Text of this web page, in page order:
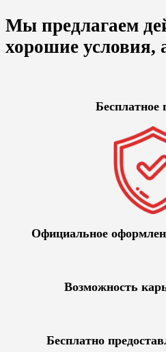
Мы предлагаем
хорошие условия,
Бесплатное
Официальное
Возможность
Бесплатно